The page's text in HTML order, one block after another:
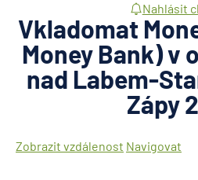
Nahlásit
Vkladomat
Money Bank) v
nad Labem-
Zápy
Zobrazit vzdálenost Navigovat